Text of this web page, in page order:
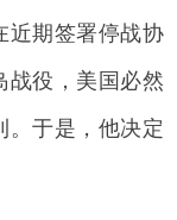
近期签署停战协
战役，美国必然
。于是，他决定